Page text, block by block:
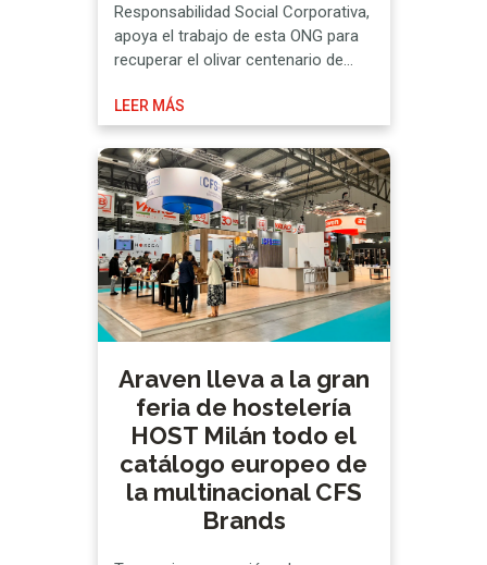
Responsabilidad Social Corporativa,
apoya el trabajo de esta ONG para
recuperar el olivar centenario de
ecosistema y el empleo rural
Además de aportar fondos para
cultivar 15 árboles abandonados, ha
entregado un lote de sus productos
para la hostelería profesional que
facilitará el …
LEER MÁS
Araven lleva a la gran
feria de hostelería
HOST Milán todo el
catálogo europeo de
la multinacional CFS
Brands